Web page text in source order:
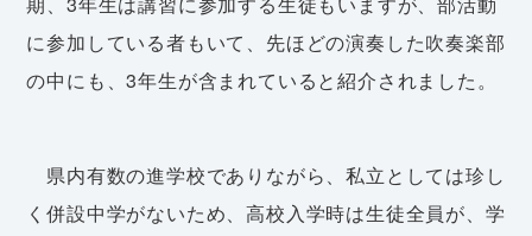
に参加している者もいて、先ほどの演奏した吹奏楽部
の中にも、3年生が含まれていると紹介されました。
県内有数の進学校でありながら、私立としては珍し
く併設中学がないため、高校入学時は生徒全員が、学